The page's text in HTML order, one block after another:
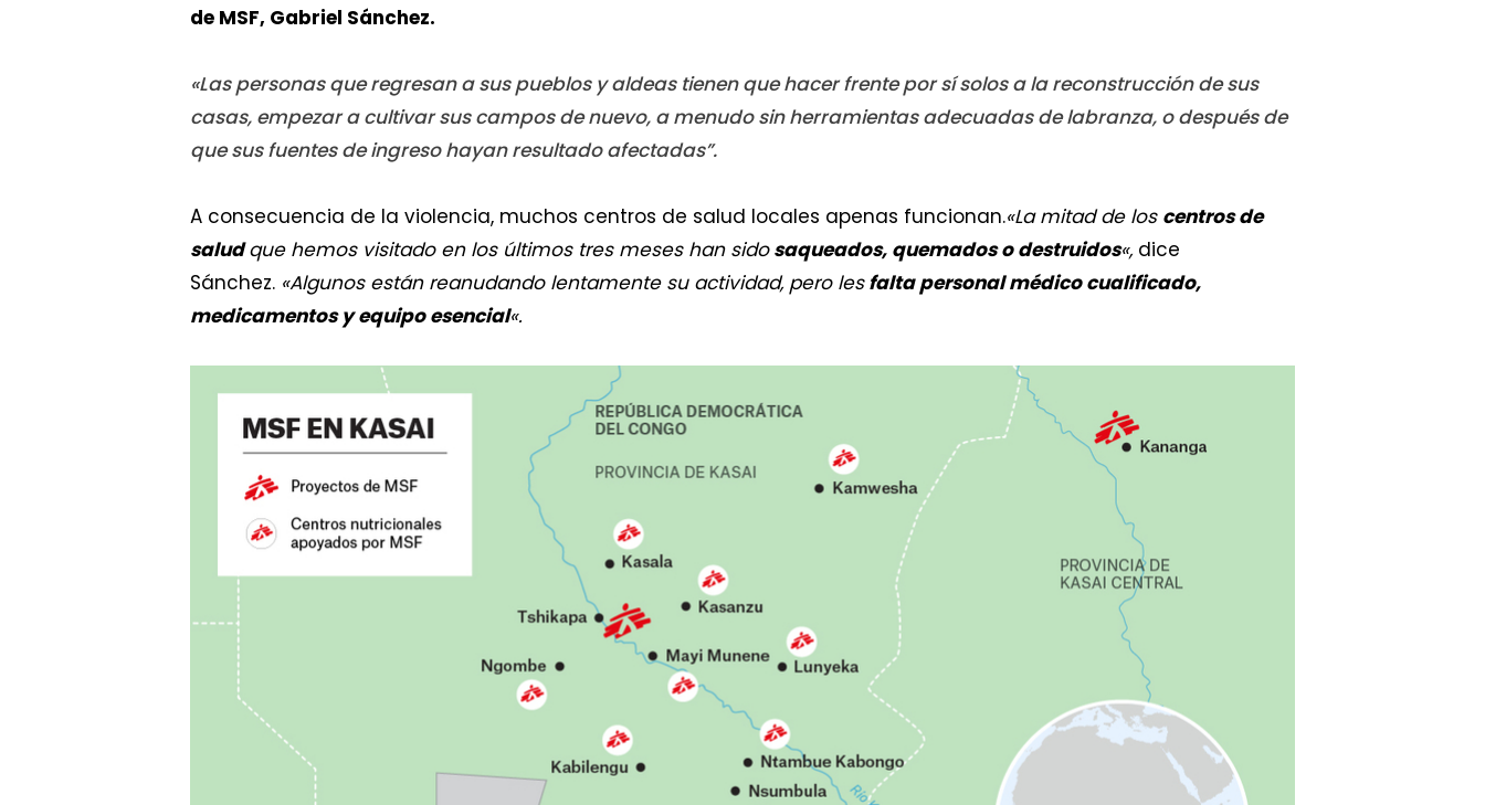
de MSF, Gabriel Sánchez.
«Las personas que regresan a sus pueblos y aldeas tienen que hacer frente por sí solos a la reconstrucción de sus
casas, empezar a cultivar sus campos de nuevo, a menudo sin herramientas adecuadas de labranza, o después de
que sus fuentes de ingreso hayan resultado afectadas”.
A consecuencia de la violencia, muchos centros de salud locales apenas funcionan.«La mitad de los centros de
saludque hemos visitado en los últimos tres meses han sidosaqueados, quemados o destruidos«, dice
Sánchez. «Algunos están reanudando lentamente su actividad, pero lesfalta personal médico cualificado,
medicamentos y equipo esencial«.